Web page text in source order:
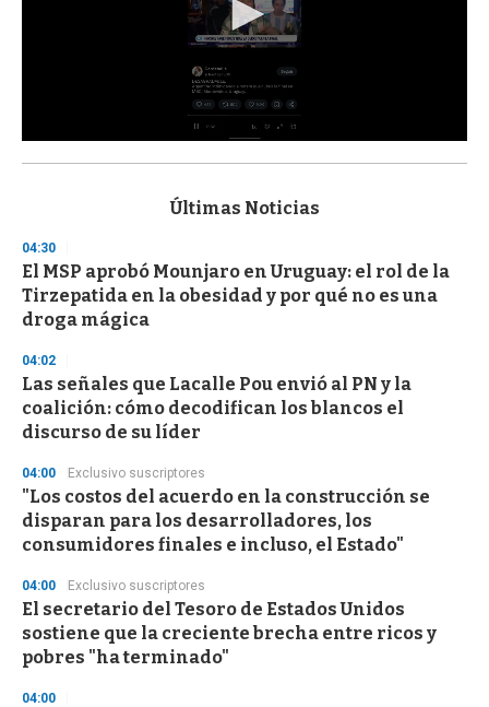
s
d
s
o
f
3
s
e
c
o
n
Últimas Noticias
04:30
El MSP aprobó Mounjaro en Uruguay: el rol de la
Tirzepatida en la obesidad y por qué no es una
droga mágica
04:02
Las señales que Lacalle Pou envió al PN y la
coalición: cómo decodifican los blancos el
discurso de su líder
04:00 Exclusivo suscriptores
"Los costos del acuerdo en la construcción se
disparan para los desarrolladores, los
consumidores finales e incluso, el Estado"
04:00 Exclusivo suscriptores
El secretario del Tesoro de Estados Unidos
sostiene que la creciente brecha entre ricos y
pobres "ha terminado"
04:00